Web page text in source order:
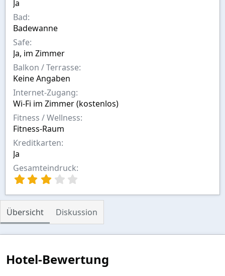
v
o
n
Ja
Bad
Badewanne
Safe
Ja, im Zimmer
Balkon / Terrasse
Keine Angaben
Internet-Zugang
Wi-Fi im Zimmer (kostenlos)
Fitness / Wellness
Fitness-Raum
Kreditkarten
Ja
Gesamteindruck
0
0
S
t
e
n
(
Übersicht Diskussion
Hotel-Bewertung